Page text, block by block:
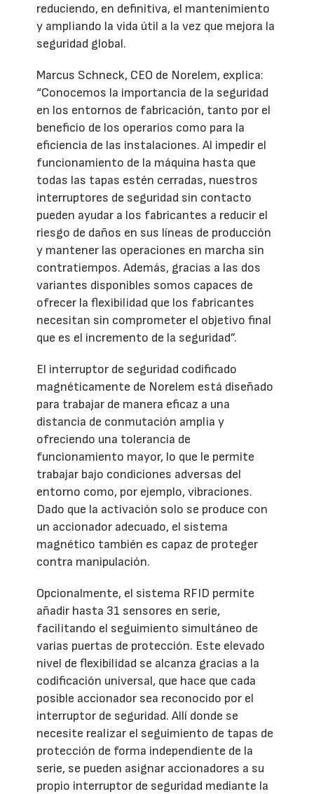
reduciendo, en definitiva, el mantenimiento
y ampliando la vida útil a la vez que mejora la
seguridad global.
Marcus Schneck, CEO de Norelem, explica:
“Conocemos la importancia de la seguridad
en los entornos de fabricación, tanto por el
beneficio de los operarios como para la
eficiencia de las instalaciones. Al impedir el
funcionamiento de la máquina hasta que
todas las tapas estén cerradas, nuestros
interruptores de seguridad sin contacto
pueden ayudar a los fabricantes a reducir el
riesgo de daños en sus líneas de producción
y mantener las operaciones en marcha sin
contratiempos. Además, gracias a las dos
variantes disponibles somos capaces de
ofrecer la flexibilidad que los fabricantes
necesitan sin comprometer el objetivo final
que es el incremento de la seguridad”.
El interruptor de seguridad codificado
magnéticamente de Norelem está diseñado
para trabajar de manera eficaz a una
distancia de conmutación amplia y
ofreciendo una tolerancia de
funcionamiento mayor, lo que le permite
trabajar bajo condiciones adversas del
entorno como, por ejemplo, vibraciones.
Dado que la activación solo se produce con
un accionador adecuado, el sistema
magnético también es capaz de proteger
contra manipulación.
Opcionalmente, el sistema RFID permite
añadir hasta 31 sensores en serie,
facilitando el seguimiento simultáneo de
varias puertas de protección. Este elevado
nivel de flexibilidad se alcanza gracias a la
codificación universal, que hace que cada
posible accionador sea reconocido por el
interruptor de seguridad. Allí donde se
necesite realizar el seguimiento de tapas de
protección de forma independiente de la
serie, se pueden asignar accionadores a su
propio interruptor de seguridad mediante la